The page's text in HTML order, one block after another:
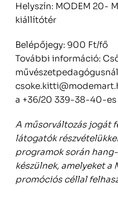
Helyszín: MODEM 20-
kiállítótér
Belépőjegy: 900 Ft/fő
További információ:
a +36/20 339-38-40-es
A műsorváltozás jogát
látogatók
programok során
készülnek, amelyeket a
promóciós céllal